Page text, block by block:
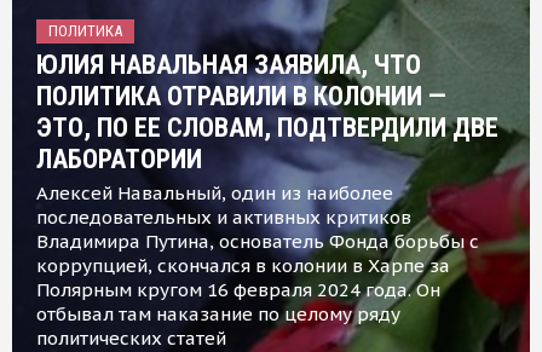
ПОЛИТИКА
ЮЛИЯ НАВАЛЬНАЯ ЗАЯВИЛА, ЧТО
ПОЛИТИКА ОТРАВИЛИ В КОЛОНИИ —
ЭТО, ПО ЕЕ СЛОВАМ, ПОДТВЕРДИЛИ ДВЕ
ЛАБОРАТОРИИ
Алексей Навальный, один из наиболее
последовательных и активных критиков
Владимира Путина, основатель Фонда борьбы с
коррупцией, скончался в колонии в Харпе за
Полярным кругом 16 февраля 2024 года. Он
отбывал там наказание по целому ряду
политических статей